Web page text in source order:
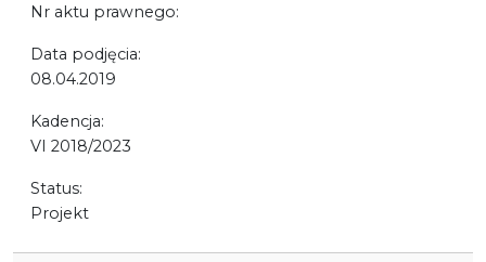
Nr aktu prawnego:
Data podjęcia:
08.04.2019
Kadencja:
VI 2018/2023
Status:
Projekt